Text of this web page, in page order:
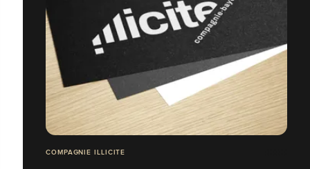
COMPAGNIE ILLICITE